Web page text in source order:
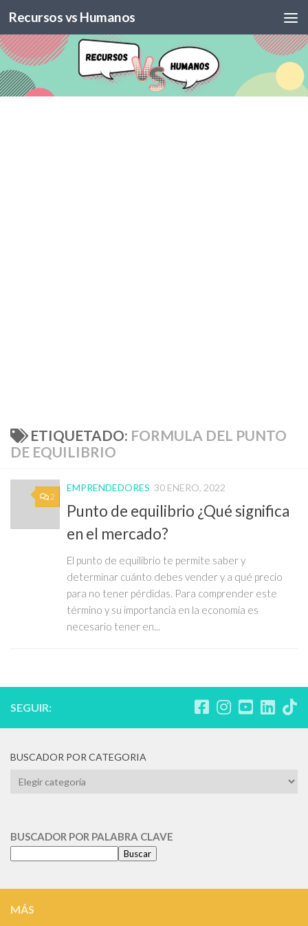
Skip to content
Recursos vs Humanos
ETIQUETADO: FORMULA DEL PUNTO
DE EQUILIBRIO
2
EMPRENDEDORES 30 ENERO, 2022
Punto de equilibrio ¿Qué significa
en el mercado?
El punto de equilibrio te permite saber y
determinar cuánto debes vender y a qué precio
para no tener pérdidas. Para comprender este
término y su importancia en la economía es
necesario tener en...
SEGUIR:
BUSCADOR POR CATEGORIA
BUSCADOR
BUSCADOR POR PALABRA CLAVE
Buscar
MÁS